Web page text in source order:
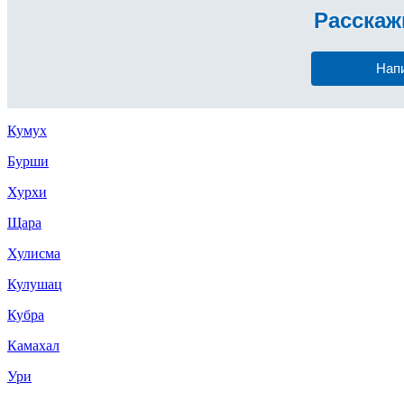
Кумух
Бурши
Хурхи
Щара
Хулисма
Кулушац
Кубра
Камахал
Ури